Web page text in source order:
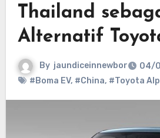
Thailand
Alternatif
By jaundiceinnewbor
04/
#Boma EV, #China, #Toyota